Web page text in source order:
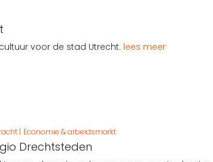
voor de stad Utrecht. lees meer
Economie & arbeidsmarkt
Drechtsteden